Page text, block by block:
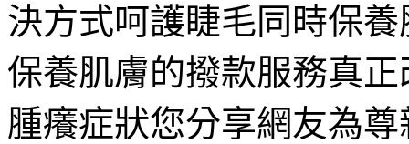
決方式呵護睫毛同時保養
保養肌膚的撥款服務真
腫癢症狀您分享網友為